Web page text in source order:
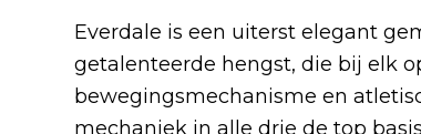
Everdale is een uiterst elegant
getalenteerde hengst, die bij elk
bewegingsmechanisme en
mechaniek in alle drie de top